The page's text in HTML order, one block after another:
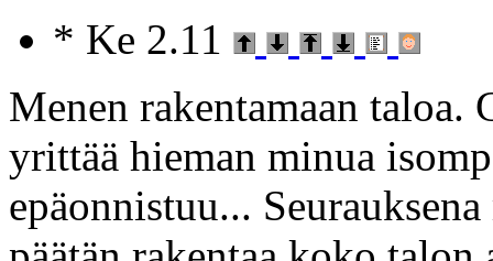
* Ke 2.11
Menen rakentamaan taloa.
yrittää hieman minua
epäonnistuu...